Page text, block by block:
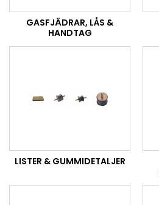
GASFJÄDRAR, LÅS &
HANDTAG
LISTER & GUMMIDETALJER